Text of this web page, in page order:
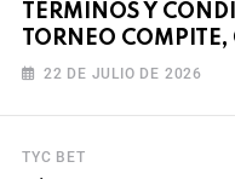
TÉRMINOS Y
TORNEO
🎰 22 DE JULIO DE 2026
TYC BET